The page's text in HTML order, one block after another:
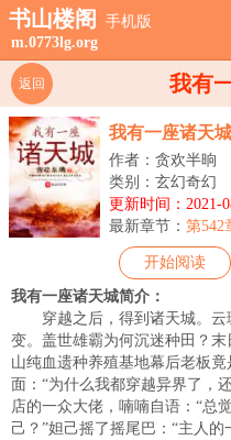
书山楼阁
手机版
m.0773lg.org
我有
返回
我有一座诸天城
作者：贪欢半晌
类别：玄幻奇幻
更新时间：2021-
最新章节： 第542
开始阅读
我有一座诸天城简介：
穿越之后，得到诸天城。
变。盖世雄霸为何沉迷种田？
山纯血遗种养殖基地幕后老板
面：“为什么我都穿越异界了，
店的一众大佬，喃喃自语：“总
己？”妲己摇了摇尾巴：“主人的